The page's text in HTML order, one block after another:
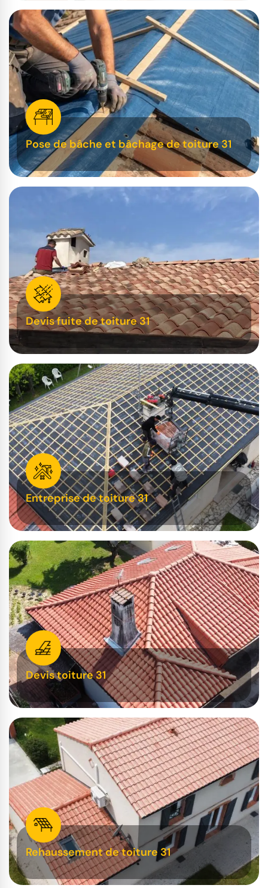
Pose de bâche et bâchage de toiture 31
Devis fuite de toiture 31
Entreprise de toiture 31
Devis toiture 31
Rehaussement de toiture 31